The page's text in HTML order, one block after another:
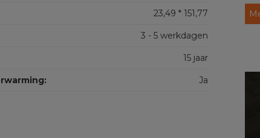
23,49 * 151,77
3 - 5 werkdagen
15 jaar
Ja